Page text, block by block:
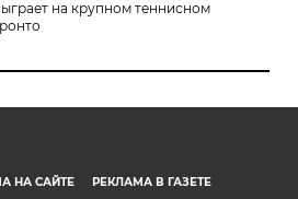
на крупном теннисном
НА САЙТЕ РЕКЛАМА В ГАЗЕТЕ